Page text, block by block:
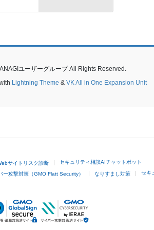
ユーザーグループ All Rights Reserved.
Lightning Theme & VK All in One Expansion Unit
サイトリスク診断 セキュリティ相談AIチャットボット
ー攻撃対策（GMO Flatt Security） なりすまし対策 セキ